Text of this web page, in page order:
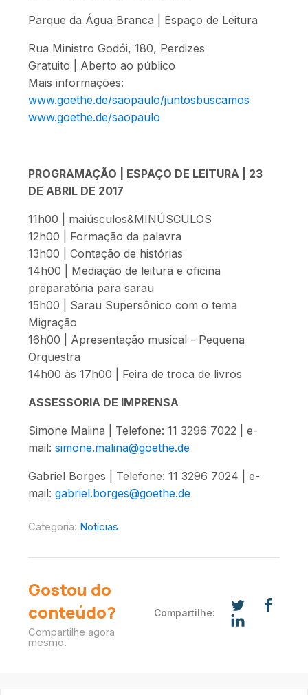
Parque da Água Branca | Espaço de Leitura
Rua Ministro Godói, 180, Perdizes
Gratuito | Aberto ao público
Mais informações:
www.goethe.de/saopaulo/juntosbuscamos
www.goethe.de/saopaulo
PROGRAMAÇÃO | ESPAÇO DE LEITURA | 23
DE ABRIL DE 2017
11h00 | maiúsculos&MINÚSCULOS
12h00 | Formação da palavra
13h00 | Contação de histórias
14h00 | Mediação de leitura e oficina
preparatória para sarau
15h00 | Sarau Supersônico com o tema
Migração
16h00 | Apresentação musical - Pequena
Orquestra
14h00 às 17h00 | Feira de troca de livros
ASSESSORIA DE IMPRENSA
Simone Malina | Telefone: 11 3296 7022 | e-
mail: simone.malina@goethe.de
Gabriel Borges | Telefone: 11 3296 7024 | e-
mail: gabriel.borges@goethe.de
Categoria: Notícias
Gostou do
conteúdo?
Compartilhe agora
mesmo.
Compartilhe: